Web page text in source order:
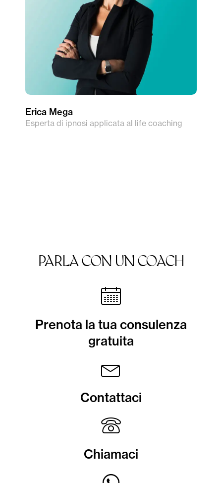
Erica Mega
Esperta di ipnosi applicata al life coaching
PARLA CON UN COACH
Prenota la tua consulenza
gratuita
Contattaci
Chiamaci